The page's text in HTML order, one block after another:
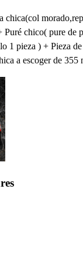
chica(col
chico( pure de
1 pieza ) + Pieza
a escoger de 355